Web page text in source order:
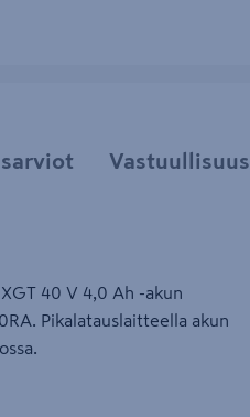
Vastuullisuus
40 V 4,0 Ah -akun
Pikalatauslaitteella akun